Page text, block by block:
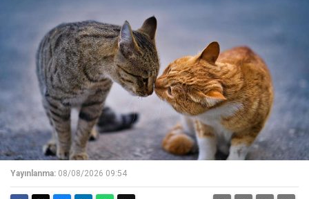
Yayınlanma: 08/08/2026 09:54